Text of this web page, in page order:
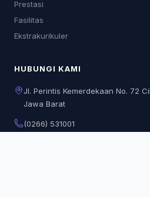
Prestasi
Fasilitas
Ekstrakurikuler
HUBUNGI KAMI
Jl. Perintis Kemerdekaan No. 72
Jawa Barat
(0266) 531001